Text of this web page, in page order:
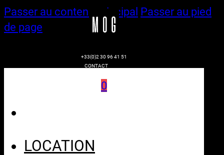
Passer au contenu principal Passer au pied
de page
+33(0)2 30 96 41 51
CONTACT
0
LOCATION